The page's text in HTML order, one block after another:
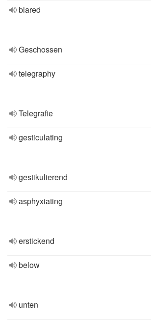
blared
Geschossen
telegraphy
Telegrafie
gesticulating
gestikulierend
asphyxiating
erstickend
below
unten